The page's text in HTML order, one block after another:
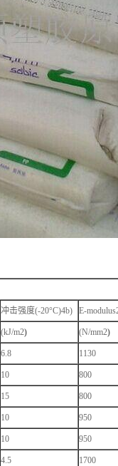
冲击强度(-20°C)4b) E-
(kJ/m2) (N/mm2)
6.8 1130
10 800
15 800
10 950
10 950
4.5 1700